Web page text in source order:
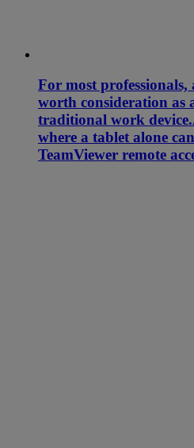
For most
worth consideration as
traditional work
where a tablet alone
TeamViewer remote